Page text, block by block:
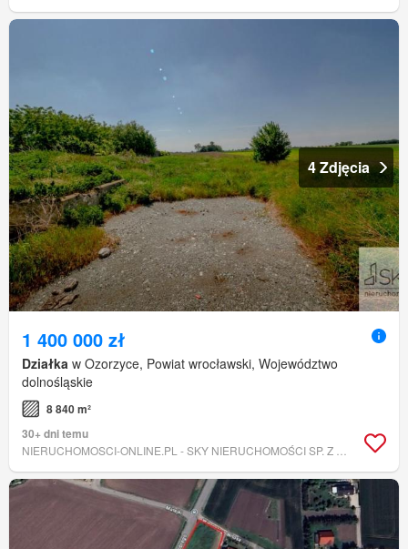
4 Zdjęcia
1 400 000 zł
Działka w Ozorzyce, Powiat wrocławski, Województwo
dolnośląskie
8 840 m²
30+ dni temu